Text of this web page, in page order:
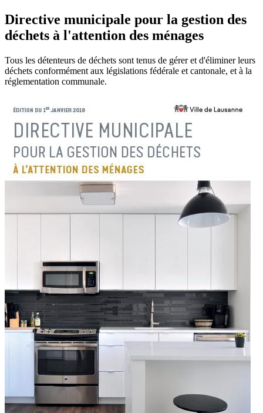
Directive municipale pour la gestion des
déchets à l'attention des ménages
Tous les détenteurs de déchets sont tenus de gérer et d'éliminer leurs
déchets conformément aux législations fédérale et cantonale, et à la
réglementation communale.